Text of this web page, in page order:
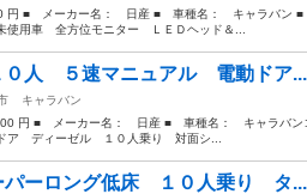
円 ■ メーカー名： 日産 ■ 車種名： キャラバン ■
用車 全方位モニター ＬＥＤヘッド＆...
０人 ５速マニュアル 電動ドア...
キャラバン
円 ■ メーカー名： 日産 ■ 車種名： キャラバ
ア ディーゼル １０人乗り 対面シ...
パーロング低床 １０人乗り タ...